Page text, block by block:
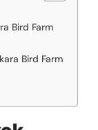
Bird Farm
Bird Farm